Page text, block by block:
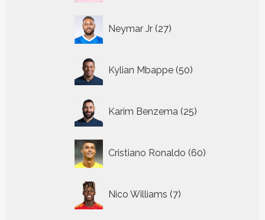
Neymar Jr 27
producten
Kylian Mbappe 50
producten
Karim Benzema 25
producten
Cristiano Ronaldo 60
producten
Nico Williams 7
producten